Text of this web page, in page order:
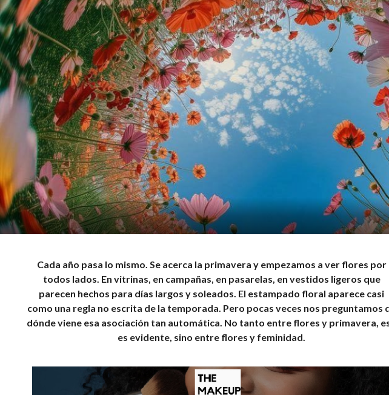
Cada año pasa lo mismo. Se acerca la primavera y empezamos a ver flores por
todos lados. En vitrinas, en campañas, en pasarelas, en vestidos ligeros que
parecen hechos para días largos y soleados. El estampado floral aparece casi
como una regla no escrita de la temporada. Pero pocas veces nos preguntamos
dónde viene esa asociación tan automática. No tanto entre flores y primavera,
es evidente, sino entre flores y feminidad.